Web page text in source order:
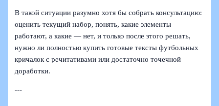
В такой ситуации разумно хотя бы собрать консультацию:
оценить текущий набор, понять, какие элементы
работают, а какие — нет, и только после этого решать,
нужно ли полностью купить готовые тексты футбольных
кричалок с речитативами или достаточно точечной
доработки.
---